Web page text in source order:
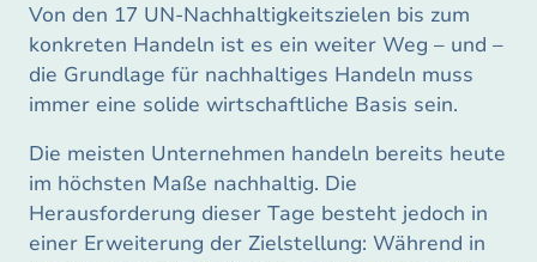
Von den 17 UN-Nachhaltigkeitszielen bis zum
konkreten Handeln ist es ein weiter Weg – und –
die Grundlage für nachhaltiges Handeln muss
immer eine solide wirtschaftliche Basis sein.
Die meisten Unternehmen handeln bereits heute
im höchsten Maße nachhaltig. Die
Herausforderung dieser Tage besteht jedoch in
einer Erweiterung der Zielstellung: Während in